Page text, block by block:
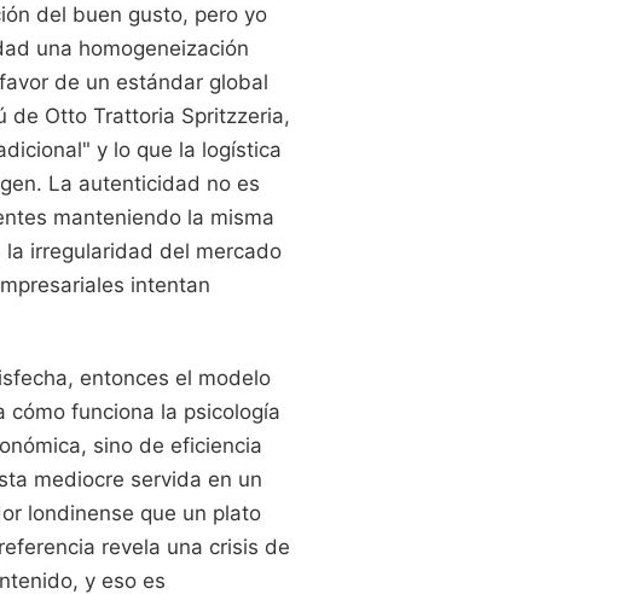
del buen gusto, pero yo
una homogeneización
de un estándar global
de Otto Trattoria Spritzzeria,
y lo que la logística
La autenticidad no es
manteniendo la misma
irregularidad del mercado
intentan
entonces el modelo
cómo funciona la psicología
sino de eficiencia
mediocre servida en un
londinense que un plato
revela una crisis de
y eso es